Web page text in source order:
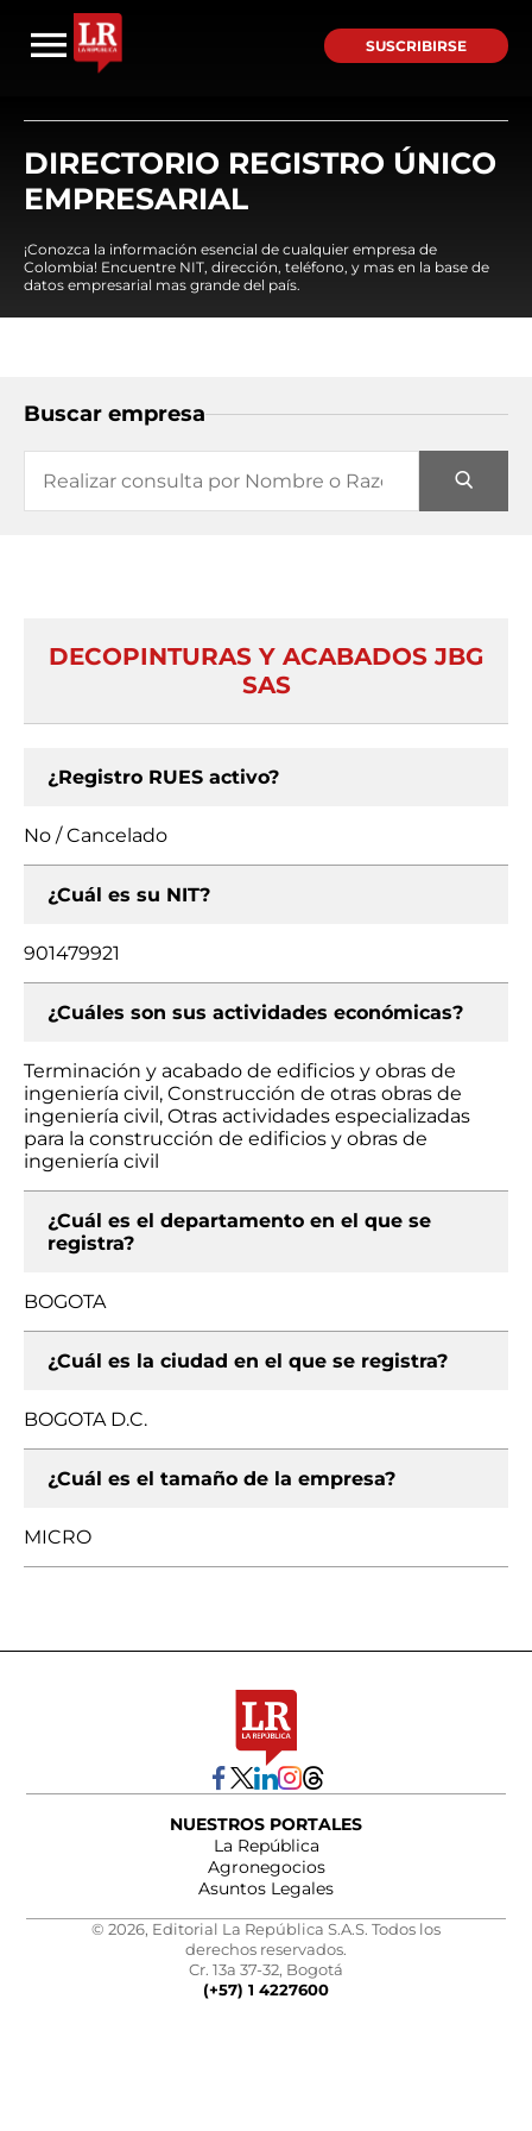
SUSCRIBIRSE
DIRECTORIO REGISTRO ÚNICO
EMPRESARIAL
¡Conozca la información esencial de cualquier empresa de
Colombia! Encuentre NIT, dirección, teléfono, y mas en la base de
datos empresarial mas grande del país.
Buscar empresa
DECOPINTURAS Y ACABADOS JBG
SAS
¿Registro RUES activo?
No / Cancelado
¿Cuál es su NIT?
901479921
¿Cuáles son sus actividades económicas?
Terminación y acabado de edificios y obras de
ingeniería civil, Construcción de otras obras de
ingeniería civil, Otras actividades especializadas
para la construcción de edificios y obras de
ingeniería civil
¿Cuál es el departamento en el que se
registra?
BOGOTA
¿Cuál es la ciudad en el que se registra?
BOGOTA D.C.
¿Cuál es el tamaño de la empresa?
MICRO
NUESTROS PORTALES
La República
Agronegocios
Asuntos Legales
© 2026, Editorial La República S.A.S. Todos los
derechos reservados.
Cr. 13a 37-32, Bogotá
(+57) 1 4227600